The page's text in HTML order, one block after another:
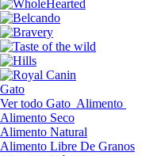
Gato
Ver todo Gato Alimento
Alimento Seco
Alimento Natural
Alimento Libre De Granos